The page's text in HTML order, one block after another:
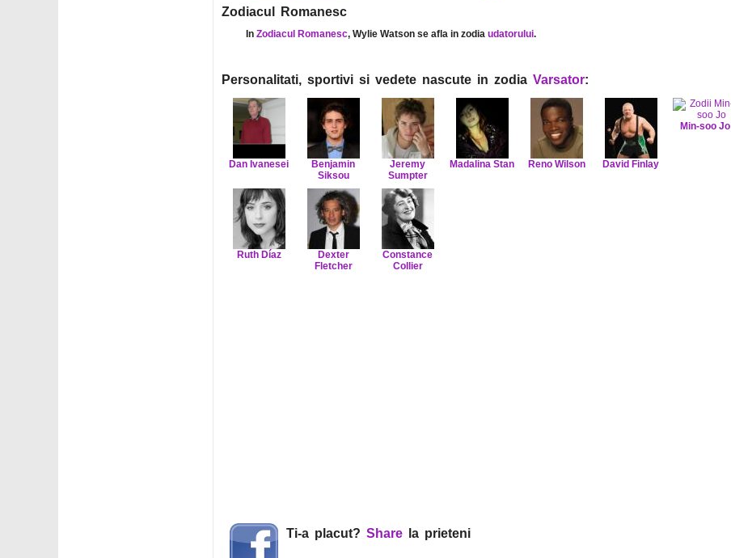
Zodiacul Romanesc
In Zodiacul Romanesc, Wylie Watson se afla in zodia udatorului.
Personalitati, sportivi si vedete nascute in zodia Varsator:
Dan Ivanesei
Benjamin
Siksou
Jeremy
Sumpter
Madalina Stan Reno Wilson David Finlay
Min-soo Jo
Ruth Díaz
Dexter
Fletcher
Constance
Collier
Ti-a placut? Share la prieteni